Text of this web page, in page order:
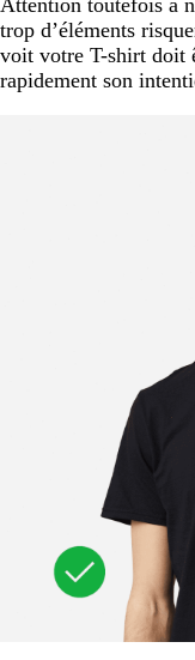
trop d’éléments
voit votre T-shirt doit
rapidement son